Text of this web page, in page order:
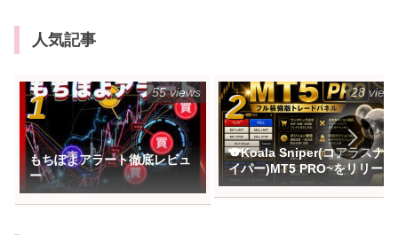
人気記事
もちぽよアラート徹底レビュ
ー
55 views
🐨Koala Sniper(コアラスナ
イパー)MT5 PRO~をリリース
28